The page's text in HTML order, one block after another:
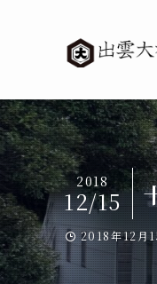
2018
12/15
2018年12月